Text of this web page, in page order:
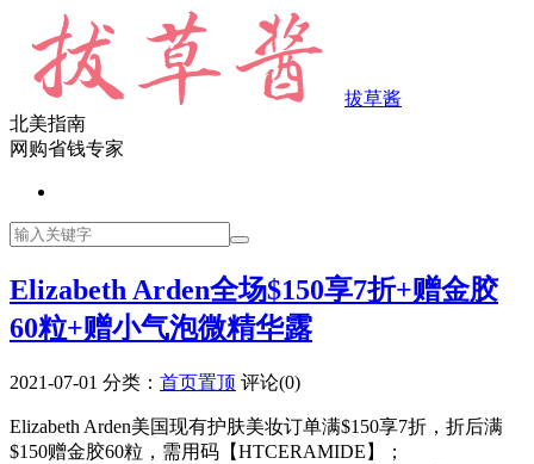
拔草酱
北美指南
网购省钱专家
Elizabeth Arden全场$150享7折+赠金胶
60粒+赠小气泡微精华露
2021-07-01 分类： 首页置顶 评论(0)
Elizabeth Arden美国现有护肤美妆订单满$150享7折，折后满
$150赠金胶60粒，需用码【HTCERAMIDE】；